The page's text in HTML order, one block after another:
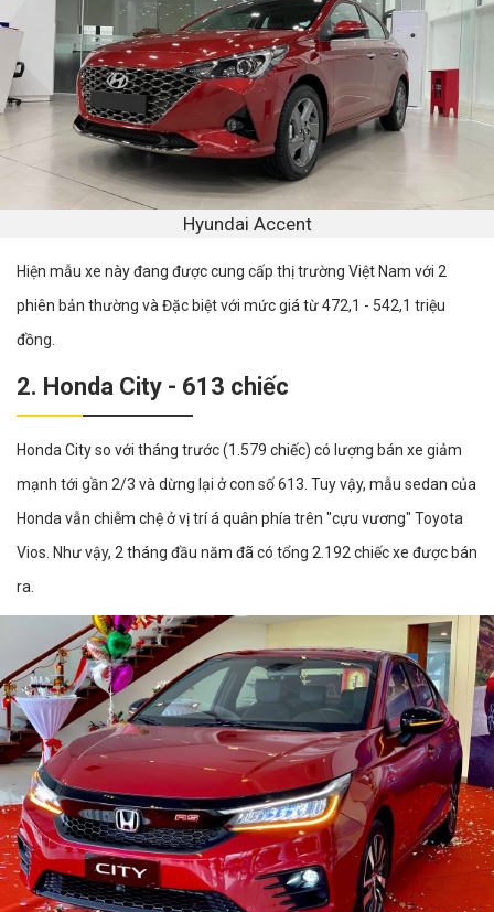
Hyundai Accent
Hiện mẫu xe này đang được cung cấp thị trường Việt Nam với 2
phiên bản thường và Đặc biệt với mức giá từ 472,1 - 542,1 triệu
đồng.
2. Honda City - 613 chiếc
Honda City so với tháng trước (1.579 chiếc) có lượng bán xe giảm
mạnh tới gần 2/3 và dừng lại ở con số 613. Tuy vậy, mẫu sedan của
Honda vẫn chiễm chệ ở vị trí á quân phía trên "cựu vương" Toyota
Vios. Như vậy, 2 tháng đầu năm đã có tổng 2.192 chiếc xe được bán
ra.